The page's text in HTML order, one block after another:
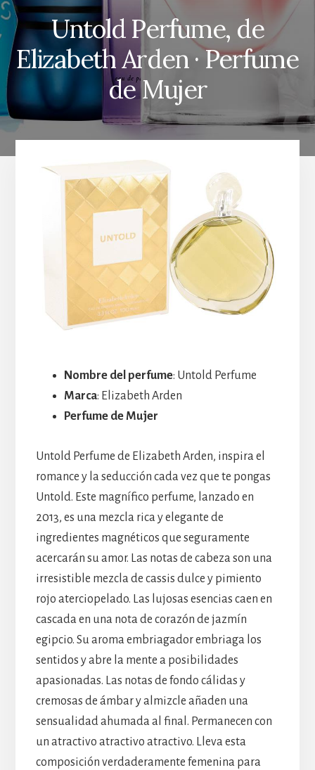
Untold Perfume, de
Elizabeth Arden · Perfume
de Mujer
Nombre del perfume: Untold Perfume
Marca: Elizabeth Arden
Perfume de Mujer
Untold Perfume de Elizabeth Arden, inspira el
romance y la seducción cada vez que te pongas
Untold. Este magnífico perfume, lanzado en
2013, es una mezcla rica y elegante de
ingredientes magnéticos que seguramente
acercarán su amor. Las notas de cabeza son una
irresistible mezcla de cassis dulce y pimiento
rojo aterciopelado. Las lujosas esencias caen en
cascada en una nota de corazón de jazmín
egipcio. Su aroma embriagador embriaga los
sentidos y abre la mente a posibilidades
apasionadas. Las notas de fondo cálidas y
cremosas de ámbar y almizcle añaden una
sensualidad ahumada al final. Permanecen con
un atractivo atractivo atractivo. Lleva esta
composición verdaderamente femenina para